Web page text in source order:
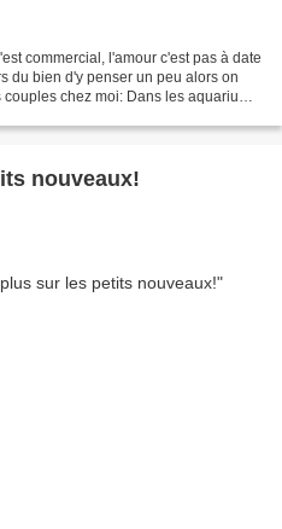
commercial, l'amour c'est pas à date
du bien d'y penser un peu alors on
chez moi: Dans les aquariums
nouveaux!